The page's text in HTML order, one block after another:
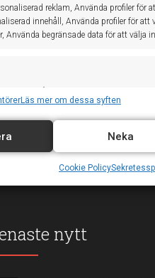
reklam, Använda profiler för
innehåll, Använda profiler för att
Använda begränsade data för att välja
som överförs automatiskt.
förhindra och
och visa reklam och
Läs mer om dessa syften
Neka
Cookie Policy
en momsfri försäljning.Läs mer
nytt